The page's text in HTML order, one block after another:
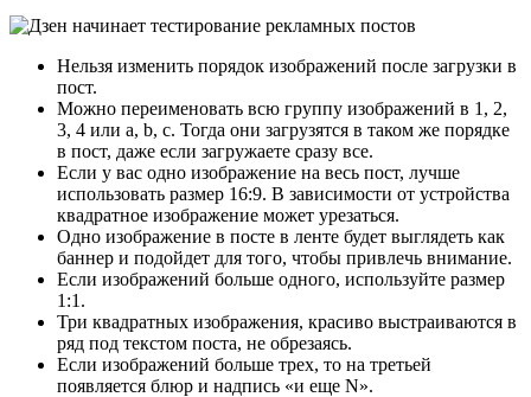
Нельзя изменить порядок изображений после загрузки в
пост.
Можно переименовать всю группу изображений в 1, 2,
3, 4 или a, b, c. Тогда они загрузятся в таком же порядке
в пост, даже если загружаете сразу все.
Если у вас одно изображение на весь пост, лучше
использовать размер 16:9. В зависимости от устройства
квадратное изображение может урезаться.
Одно изображение в посте в ленте будет выглядеть как
баннер и подойдет для того, чтобы привлечь внимание.
Если изображений больше одного, используйте размер
1:1.
Три квадратных изображения, красиво выстраиваются в
ряд под текстом поста, не обрезаясь.
Если изображений больше трех, то на третьей
появляется блюр и надпись «и еще N».